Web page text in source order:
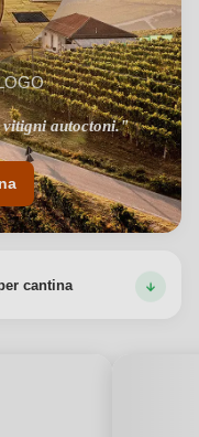
vitigni autoctoni."
cantina